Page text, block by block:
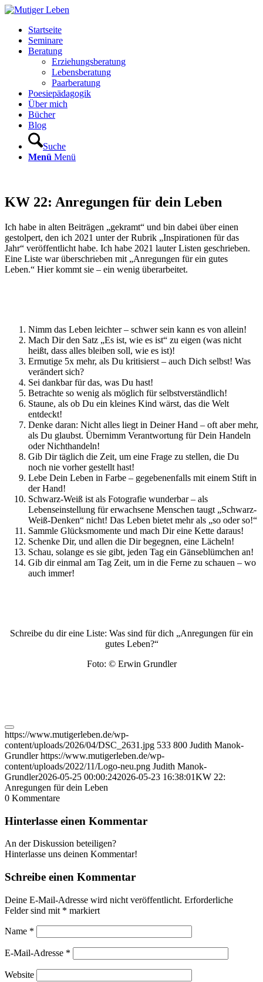
Startseite
Seminare
Beratung
Erziehungsberatung
Lebensberatung
Paarberatung
Poesiepädagogik
Über mich
Bücher
Blog
Suche
Menü Menü
KW 22: Anregungen für dein Leben
Ich habe in alten Beiträgen „gekramt“ und bin dabei über einen
gestolpert, den ich 2021 unter der Rubrik „Inspirationen für das
Jahr“ veröffentlicht habe. Ich habe 2021 lauter Listen geschrieben.
Eine Liste war überschrieben mit „Anregungen für ein gutes
Leben.“ Hier kommt sie – ein wenig überarbeitet.
Nimm das Leben leichter – schwer sein kann es von allein!
Mach Dir den Satz „Es ist, wie es ist“ zu eigen (was nicht
heißt, dass alles bleiben soll, wie es ist)!
Ermutige 5x mehr, als Du kritisierst – auch Dich selbst! Was
verändert sich?
Sei dankbar für das, was Du hast!
Betrachte so wenig als möglich für selbstverständlich!
Staune, als ob Du ein kleines Kind wärst, das die Welt
entdeckt!
Denke daran: Nicht alles liegt in Deiner Hand – oft aber mehr,
als Du glaubst. Übernimm Verantwortung für Dein Handeln
oder Nichthandeln!
Gib Dir täglich die Zeit, um eine Frage zu stellen, die Du
noch nie vorher gestellt hast!
Lebe Dein Leben in Farbe – gegebenenfalls mit einem Stift in
der Hand!
Schwarz-Weiß ist als Fotografie wunderbar – als
Lebenseinstellung für erwachsene Menschen taugt „Schwarz-
Weiß-Denken“ nicht! Das Leben bietet mehr als „so oder so!“
Sammle Glücksmomente und mach Dir eine Kette daraus!
Schenke Dir, und allen die Dir begegnen, eine Lächeln!
Schau, solange es sie gibt, jeden Tag ein Gänseblümchen an!
Gib dir einmal am Tag Zeit, um in die Ferne zu schauen – wo
auch immer!
Schreibe du dir eine Liste: Was sind für dich „Anregungen für ein
gutes Leben?“
Foto: © Erwin Grundler
https://www.mutigerleben.de/wp-
content/uploads/2026/04/DSC_2631.jpg 533 800 Judith Manok-
Grundler https://www.mutigerleben.de/wp-
content/uploads/2022/11/Logo-neu.png Judith Manok-
Grundler2026-05-25 00:00:242026-05-23 16:38:01KW 22:
Anregungen für dein Leben
0 Kommentare
Hinterlasse einen Kommentar
An der Diskussion beteiligen?
Hinterlasse uns deinen Kommentar!
Schreibe einen Kommentar
Deine E-Mail-Adresse wird nicht veröffentlicht. Erforderliche
Felder sind mit * markiert
Name *
E-Mail-Adresse *
Website